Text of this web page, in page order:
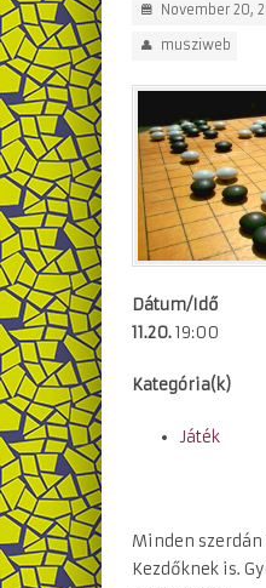
November 20,
musziweb
Dátum/Idő
11.20.19:00
Kategória(k)
Játék
Minden szerdán
Kezdőknek is.